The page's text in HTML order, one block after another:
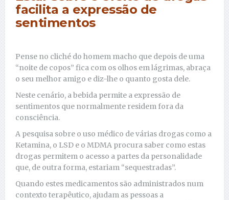
facilita a expressão de
sentimentos
Pense no cliché do homem macho que depois de uma
“noite de copos” fica com os olhos em lágrimas, abraça
o seu melhor amigo e diz-lhe o quanto gosta dele.
Neste cenário, a bebida permite a expressão de
sentimentos que normalmente residem fora da
consciência.
A pesquisa sobre o uso médico de várias drogas como a
Ketamina, o LSD e o MDMA procura saber como estas
drogas permitem o acesso a partes da personalidade
que, de outra forma, estariam “sequestradas”.
Quando estes medicamentos são administrados num
contexto terapêutico, ajudam as pessoas a